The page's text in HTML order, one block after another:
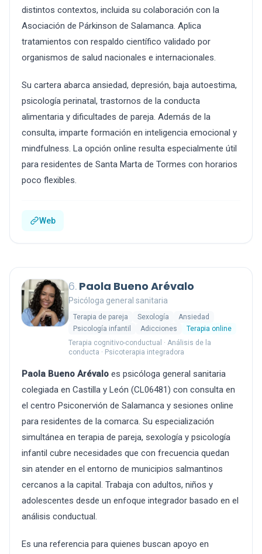
distintos contextos, incluida su colaboración con la
Asociación de Párkinson de Salamanca. Aplica
tratamientos con respaldo científico validado por
organismos de salud nacionales e internacionales.
Su cartera abarca ansiedad, depresión, baja autoestima,
psicología perinatal, trastornos de la conducta
alimentaria y dificultades de pareja. Además de la
consulta, imparte formación en inteligencia emocional y
mindfulness. La opción online resulta especialmente útil
para residentes de Santa Marta de Tormes con horarios
poco flexibles.
Web
6. Paola Bueno Arévalo
Psicóloga general sanitaria
Terapia de pareja Sexología
Ansiedad
Psicología infantil
Adicciones
Terapia online
Terapia cognitivo-conductual · Análisis de la
conducta · Psicoterapia integradora
Paola Bueno Arévalo es psicóloga general sanitaria
colegiada en Castilla y León (CL06481) con consulta en
el centro Psiconervión de Salamanca y sesiones online
para residentes de la comarca. Su especialización
simultánea en terapia de pareja, sexología y psicología
infantil cubre necesidades que con frecuencia quedan
sin atender en el entorno de municipios salmantinos
cercanos a la capital. Trabaja con adultos, niños y
adolescentes desde un enfoque integrador basado en el
análisis conductual.
Es una referencia para quienes buscan apoyo en